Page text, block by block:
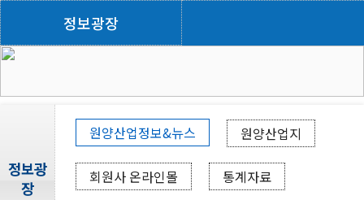
정보광장
정보광
장
원양산업정보&뉴스 원양산업지
회원사 온라인몰 통계자료